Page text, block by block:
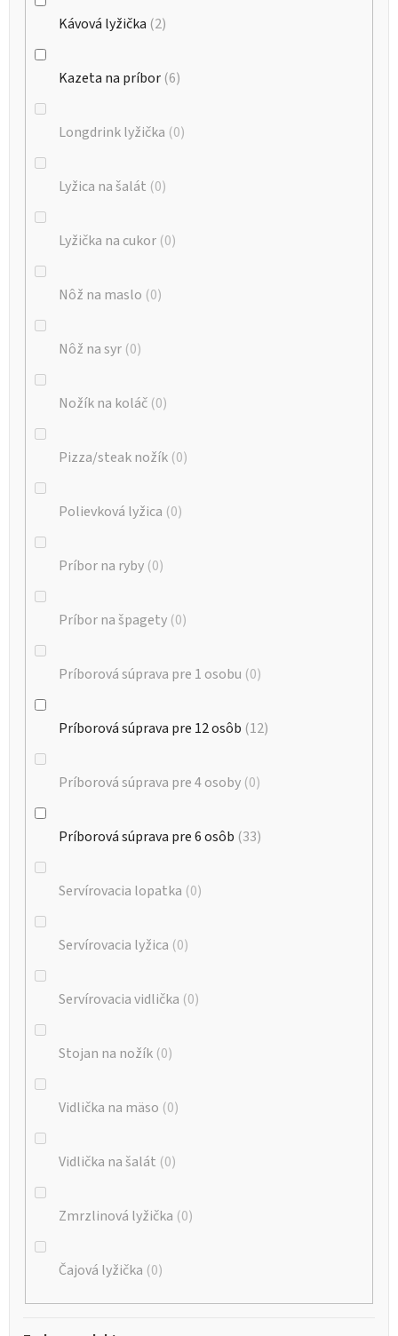
Kávová lyžička 2
Kazeta na príbor 6
Longdrink lyžička 0
Lyžica na šalát 0
Lyžička na cukor 0
Nôž na maslo 0
Nôž na syr 0
Nožík na koláč 0
Pizza/steak nožík 0
Polievková lyžica 0
Príbor na ryby 0
Príbor na špagety 0
Príborová súprava pre 1 osobu 0
Príborová súprava pre 12 osôb 12
Príborová súprava pre 4 osoby 0
Príborová súprava pre 6 osôb 33
Servírovacia lopatka 0
Servírovacia lyžica 0
Servírovacia vidlička 0
Stojan na nožík 0
Vidlička na mäso 0
Vidlička na šalát 0
Zmrzlinová lyžička 0
Čajová lyžička 0